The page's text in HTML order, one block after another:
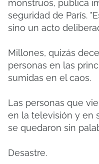
monstruos, publica
seguridad de París.
sino un acto
Millones, quizás
personas en las
sumidas en el caos.
Las personas que
en la televisión y en
se quedaron sin
Desastre.